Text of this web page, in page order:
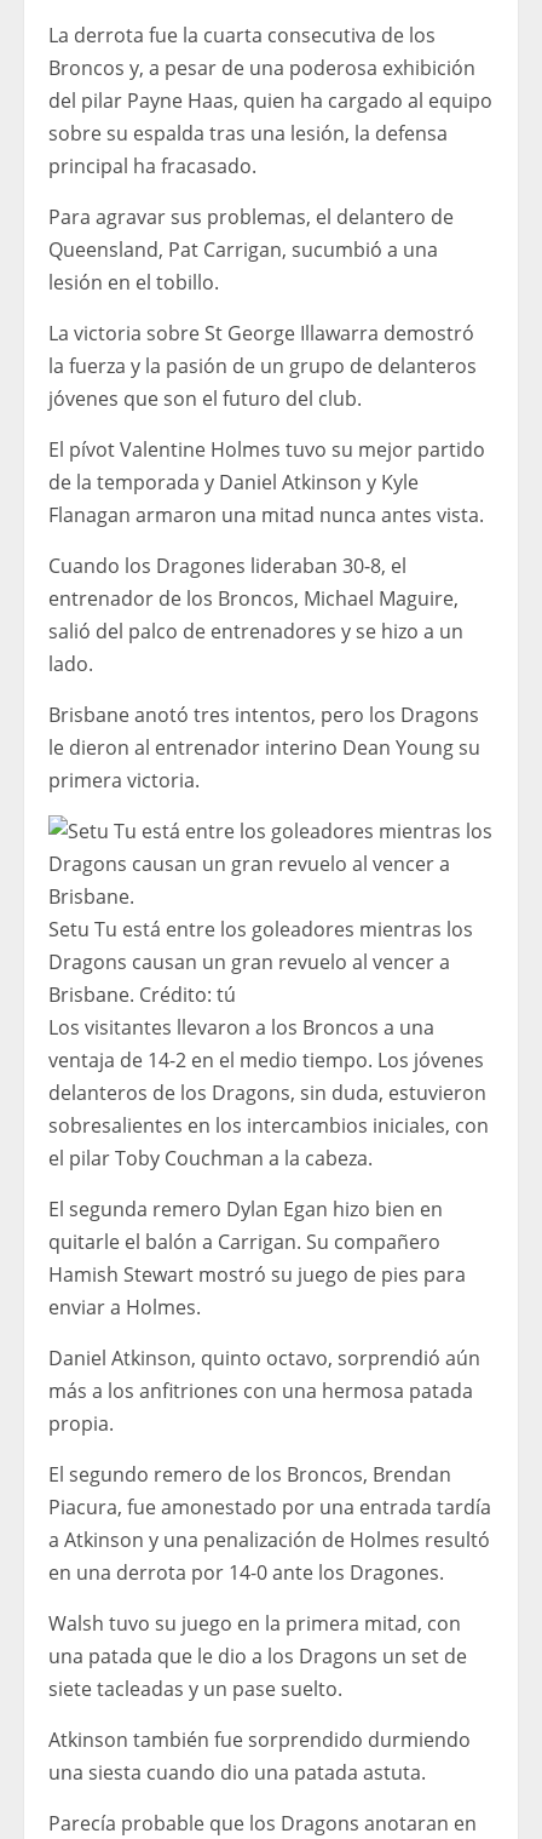
La derrota fue la cuarta consecutiva de los
Broncos y, a pesar de una poderosa exhibición
del pilar Payne Haas, quien ha cargado al equipo
sobre su espalda tras una lesión, la defensa
principal ha fracasado.
Para agravar sus problemas, el delantero de
Queensland, Pat Carrigan, sucumbió a una
lesión en el tobillo.
La victoria sobre St George Illawarra demostró
la fuerza y ​​la pasión de un grupo de delanteros
jóvenes que son el futuro del club.
El pívot Valentine Holmes tuvo su mejor partido
de la temporada y Daniel Atkinson y Kyle
Flanagan armaron una mitad nunca antes vista.
Cuando los Dragones lideraban 30-8, el
entrenador de los Broncos, Michael Maguire,
salió del palco de entrenadores y se hizo a un
lado.
Brisbane anotó tres intentos, pero los Dragons
le dieron al entrenador interino Dean Young su
primera victoria.
Setu Tu está entre los goleadores mientras los
Dragons causan un gran revuelo al vencer a
Brisbane. Crédito: tú
Los visitantes llevaron a los Broncos a una
ventaja de 14-2 en el medio tiempo. Los jóvenes
delanteros de los Dragons, sin duda, estuvieron
sobresalientes en los intercambios iniciales, con
el pilar Toby Couchman a la cabeza.
El segunda remero Dylan Egan hizo bien en
quitarle el balón a Carrigan. Su compañero
Hamish Stewart mostró su juego de pies para
enviar a Holmes.
Daniel Atkinson, quinto octavo, sorprendió aún
más a los anfitriones con una hermosa patada
propia.
El segundo remero de los Broncos, Brendan
Piacura, fue amonestado por una entrada tardía
a Atkinson y una penalización de Holmes resultó
en una derrota por 14-0 ante los Dragones.
Walsh tuvo su juego en la primera mitad, con
una patada que le dio a los Dragons un set de
siete tacleadas y un pase suelto.
Atkinson también fue sorprendido durmiendo
una siesta cuando dio una patada astuta.
Parecía probable que los Dragons anotaran en